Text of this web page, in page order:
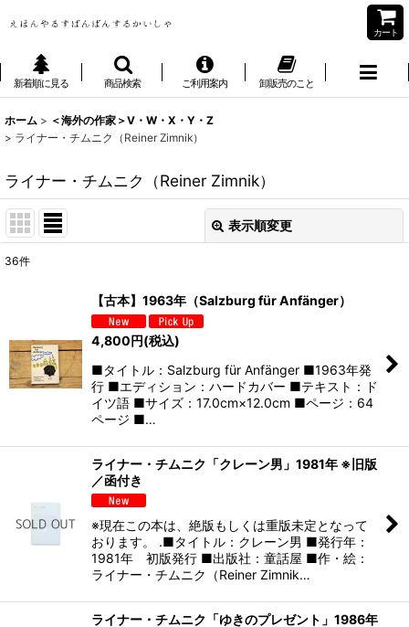
カート
新着順に見る 商品検索 ご利用案内 卸販売のこと
ホーム > ＜海外の作家＞V・W・X・Y・Z
> ライナー・チムニク（Reiner Zimnik）
ライナー・チムニク（Reiner Zimnik）
表示順変更
絞り込む
36件
【古本】1963年（Salzburg für Anfänger）
4,800円(税込)
■タイトル：Salzburg für Anfänger ■1963年発
行 ■エディション：ハードカバー ■テキスト：ド
イツ語 ■サイズ：17.0cm×12.0cm ■ページ：64
ページ ■…
ライナー・チムニク「クレーン男」1981年 ※旧版
／函付き
※現在この本は、絶版もしくは重版未定となって
おります。 .■タイトル：クレーン男 ■発行年：
1981年 初版発行 ■出版社：童話屋 ■作・絵：
ライナー・チムニク（Reiner Zimnik…
ライナー・チムニク「ゆきのプレゼント」1986年